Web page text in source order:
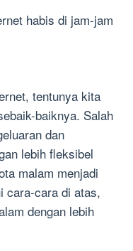
habis di jam-jam
tentunya kita
baiknya. Salah
dan
lebih fleksibel
malam menjadi
cara-cara di atas,
dengan lebih